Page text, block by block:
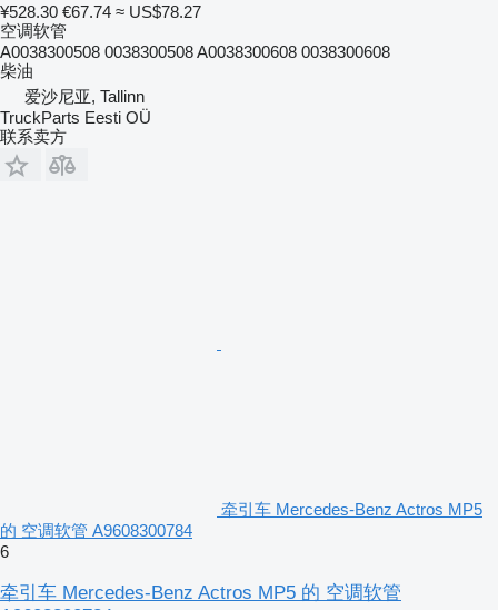
¥528.30 €67.74 ≈ US$78.27
空调软管
A0038300508 0038300508 A0038300608 0038300608
柴油
爱沙尼亚, Tallinn
TruckParts Eesti OÜ
联系卖方
牵引车 Mercedes-Benz Actros MP5
的 空调软管 A9608300784
6
牵引车 Mercedes-Benz Actros MP5 的 空调软管